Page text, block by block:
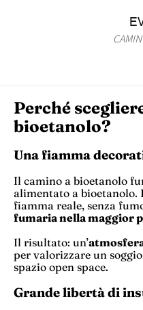
Perché
bioetanolo?
Una fiamma
Il camino a bioetanolo
alimentato a bioetanolo.
fiamma reale, senza
fumaria nella maggior
Il risultato: un’
per valorizzare un
spazio open space.
Grande libertà di